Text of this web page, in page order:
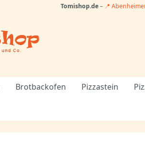
Tomishop.de– 📍
Brotbackofen Pizzastein